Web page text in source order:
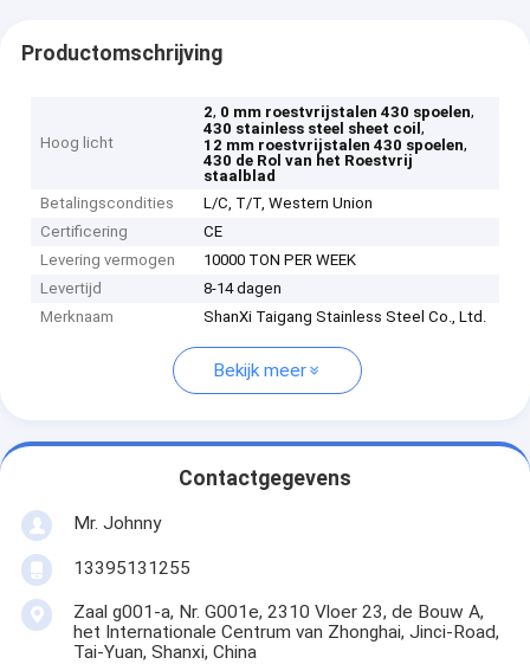
Productomschrijving
Hoog licht
2, 0 mm roestvrijstalen 430 spoelen,
430 stainless steel sheet coil,
12 mm roestvrijstalen 430 spoelen,
430 de Rol van het Roestvrij
staalblad
Betalingscondities
L/C, T/T, Western Union
Certificering
CE
Levering vermogen
10000 TON PER WEEK
Levertijd
8-14 dagen
Merknaam
ShanXi Taigang Stainless Steel Co., Ltd.
Bekijk meer
Contactgegevens
Mr. Johnny
13395131255
Zaal g001-a, Nr. G001e, 2310 Vloer 23, de Bouw A,
het Internationale Centrum van Zhonghai, Jinci-Road,
Tai-Yuan, Shanxi, China